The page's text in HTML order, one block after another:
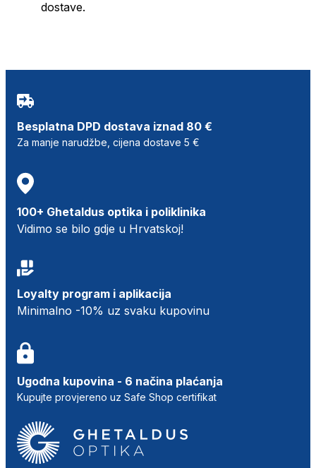
dostave.
Besplatna DPD dostava iznad 80 €
Za manje narudžbe, cijena dostave 5 €
100+ Ghetaldus optika i poliklinika
Vidimo se bilo gdje u Hrvatskoj!
Loyalty program i aplikacija
Minimalno -10% uz svaku kupovinu
Ugodna kupovina - 6 načina plaćanja
Kupujte provjereno uz Safe Shop certifikat